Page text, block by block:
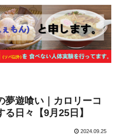
夢遊喰い｜カロリーコ
日々【9月25日】
2024.09.25